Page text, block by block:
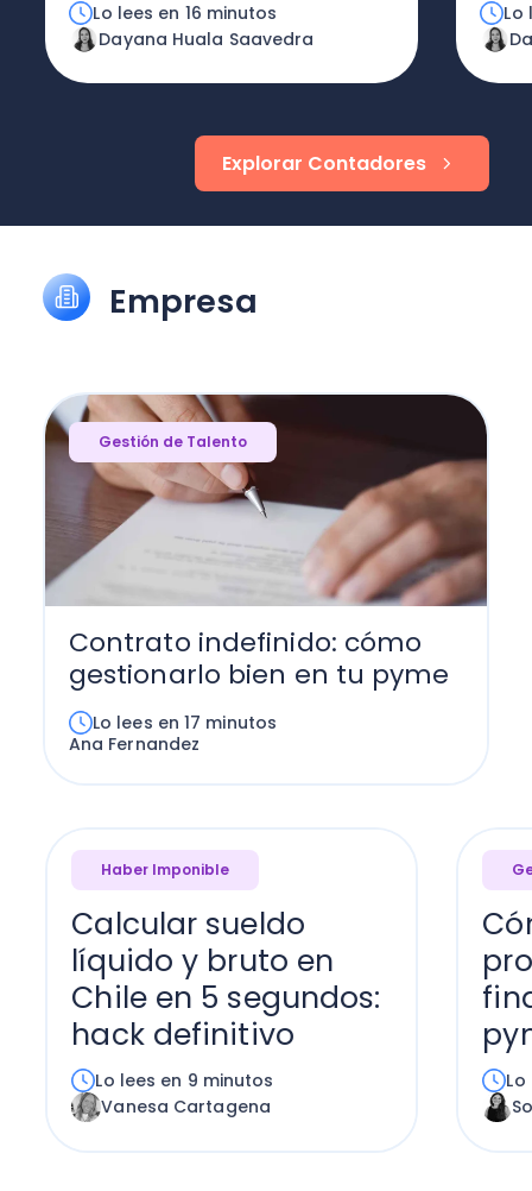
Lo lees en 16 minutos
Dayana Huala Saavedra
Lo
Explorar Contadores
Empresa
Gestión de Talento
Contrato indefinido: cómo
gestionarlo bien en tu pyme
Lo lees en 17 minutos
Ana Fernandez
Haber Imponible
Calcular sueldo
líquido y bruto en
Chile en 5 segundos:
hack definitivo
Lo lees en 9 minutos
Vanesa Cartagena